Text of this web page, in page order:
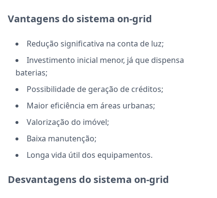
Vantagens do sistema on-grid
Redução significativa na conta de luz;
Investimento inicial menor, já que dispensa
baterias;
Possibilidade de geração de créditos;
Maior eficiência em áreas urbanas;
Valorização do imóvel;
Baixa manutenção;
Longa vida útil dos equipamentos.
Desvantagens do sistema on-grid